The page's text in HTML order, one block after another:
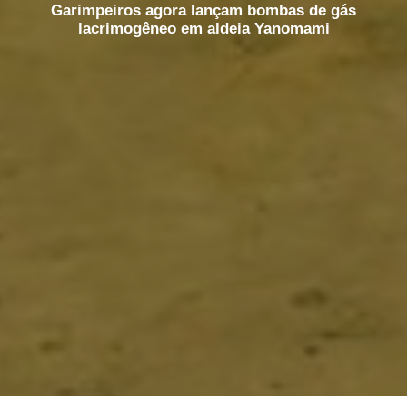
Garimpeiros agora lançam bombas de gás
lacrimogêneo em aldeia Yanomami